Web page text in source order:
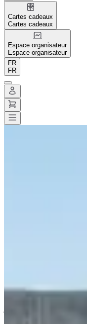
Cartes cadeaux
Cartes cadeaux
Espace organisateur
Espace organisateur
FR
FR
1 / 10